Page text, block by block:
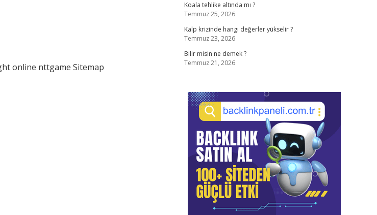
online nttgame Sitemap
Koala tehlike altında mı ?
Temmuz 25, 2026
Kalp krizinde hangi değerler yükselir ?
Temmuz 23, 2026
Bilir misin ne demek ?
Temmuz 21, 2026